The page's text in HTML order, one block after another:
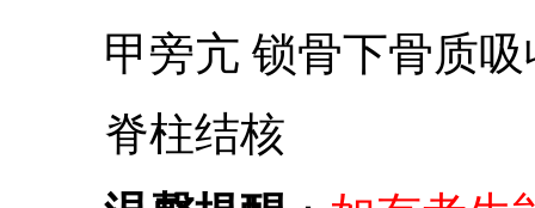
甲旁亢 锁骨下骨质吸
脊柱结核